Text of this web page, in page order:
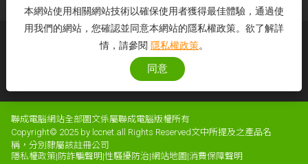
若想進一步了解，打通電話問最安心，
免付費專線歡迎來電！
客服專線：0800-580-581
周一至五 09:00~18:00
聯成電腦網站全部圖文係屬聯成電腦版權所有
Copyright© 2025 by lccnet.all Rights Reserved文中所提及之產品名
稱，分別隸屬該註冊公司
隱私權政策|防詐騙聲明|性騷擾防治|網站地圖 |消費保障聲明
本網站使用相關網站技術以確保使用者獲得最佳體驗，通過使
用我們的網站，您確認並同意本網站的隱私權政策。欲了解詳
情，請參閱 隱私權政策。
同意